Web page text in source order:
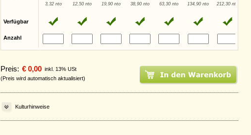
3,32 nto 12,50 nto 19,90 nto 38,90 nto 63,30 nto 134,90 nto 212,30 nto
Verfügbar
Anzahl
Preis: € 0,00 inkl. 13% USt
(Preis wird automatisch aktualisiert)
Kulturhinweise